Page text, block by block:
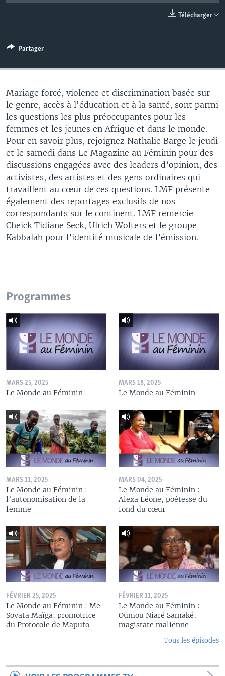
Télécharger
Partager
Mariage forcé, violence et discrimination basée sur
le genre, accès à l'éducation et à la santé, sont parmi
les questions les plus préoccupantes pour les
femmes et les jeunes en Afrique et dans le monde.
Pour en savoir plus, rejoignez Nathalie Barge le jeudi
et le samedi dans Le Magazine au Féminin pour des
discussions engagées avec des leaders d’opinion, des
activistes, des artistes et des gens ordinaires qui
travaillent au cœur de ces questions. LMF présente
également des reportages exclusifs de nos
correspondants sur le continent. LMF remercie
Cheick Tidiane Seck, Ulrich Wolters et le groupe
Kabbalah pour l’identité musicale de l’émission.
Programmes
MARS 25, 2025
Le Monde au Féminin
MARS 18, 2025
Le Monde au Féminin
MARS 11, 2025
Le Monde au Féminin :
l’autonomisation de la
femme
MARS 04, 2025
Le Monde au Féminin :
Alexa Léone, poétesse du
fond du cœur
FÉVRIER 25, 2025
Le Monde au Féminin : Me
Soyata Maïga, promotrice
du Protocole de Maputo
FÉVRIER 11, 2025
Le Monde au Féminin :
Oumou Niaré Samaké,
magistate malienne
Tous les épisodes